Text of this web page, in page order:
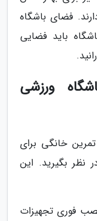
فضای باشگاه
باید فضایی
ورزشی
خانگی برای
نظر بگیرید. این
نصب فوری تجهیزات